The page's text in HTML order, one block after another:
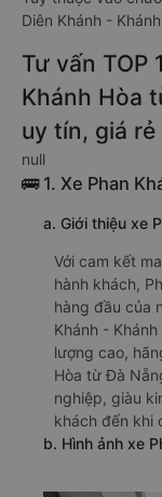
Diên Khánh -
Tư vấn TOP
Khánh Hòa
uy tín, giá
null
🚌 1. Xe Phan
a. Giới thiệu xe
Với cam kết
hành khách,
hàng đầu của
Khánh -
lượng cao,
Hòa từ Đà
nghiệp, giàu
khách đến khi
b. Hình ảnh xe